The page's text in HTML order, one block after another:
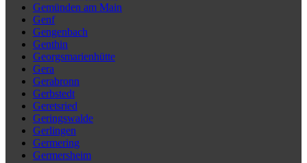
Gemünden am Main
Genf
Gengenbach
Genthin
Georgsmarienhütte
Gera
Gerabronn
Gerbstedt
Geretsried
Geringswalde
Gerlingen
Germering
Germersheim